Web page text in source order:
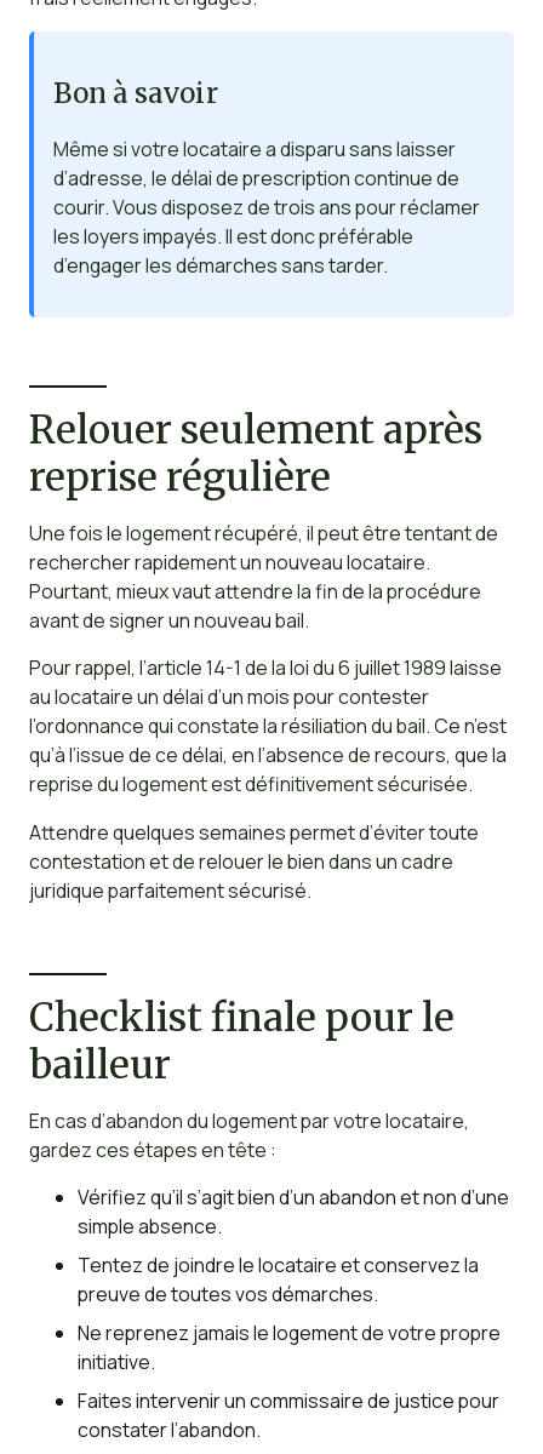
Bon à savoir
Même si votre locataire a disparu sans laisser
d’adresse, le délai de prescription continue de
courir. Vous disposez de trois ans pour réclamer
les loyers impayés. Il est donc préférable
d’engager les démarches sans tarder.
Relouer seulement après
reprise régulière
Une fois le logement récupéré, il peut être tentant de
rechercher rapidement un nouveau locataire.
Pourtant, mieux vaut attendre la fin de la procédure
avant de signer un nouveau bail.
Pour rappel, l’article 14-1 de la loi du 6 juillet 1989 laisse
au locataire un délai d’un mois pour contester
l’ordonnance qui constate la résiliation du bail. Ce n’est
qu’à l’issue de ce délai, en l’absence de recours, que la
reprise du logement est définitivement sécurisée.
Attendre quelques semaines permet d’éviter toute
contestation et de relouer le bien dans un cadre
juridique parfaitement sécurisé.
Checklist finale pour le
bailleur
En cas d’abandon du logement par votre locataire,
gardez ces étapes en tête :
Vérifiez qu’il s’agit bien d’un abandon et non d’une
simple absence.
Tentez de joindre le locataire et conservez la
preuve de toutes vos démarches.
Ne reprenez jamais le logement de votre propre
initiative.
Faites intervenir un commissaire de justice pour
constater l’abandon.